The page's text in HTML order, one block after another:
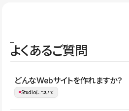
よくあるご質問
どんなWebサイトを作れますか？
Studioについて